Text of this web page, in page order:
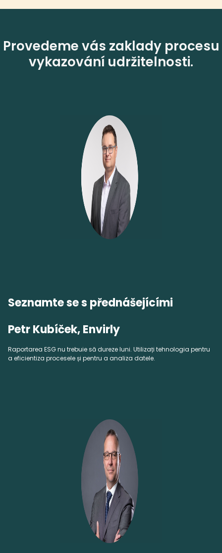
Provedeme vás zaklady procesu
vykazování udržitelnosti.
Seznamte se s přednášejícími
Petr Kubíček, Envirly
Raportarea ESG nu trebuie să dureze luni. Utilizați tehnologia pentru
a eficientiza procesele și pentru a analiza datele.